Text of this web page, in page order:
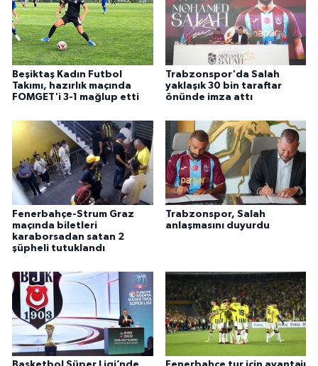
Beşiktaş Kadın Futbol
Takımı, hazırlık maçında
FOMGET'i 3-1 mağlup etti
Trabzonspor'da Salah
yaklaşık 30 bin taraftar
önünde imza attı
Fenerbahçe-Strum Graz
maçında biletleri
karaborsadan satan 2
şüpheli tutuklandı
Trabzonspor, Salah
anlaşmasını duyurdu